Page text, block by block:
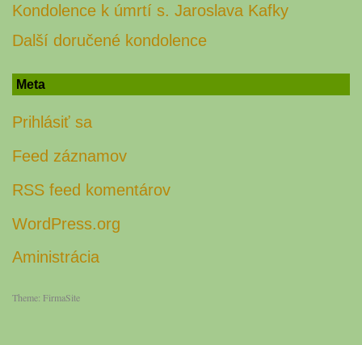
Kondolence k úmrtí s. Jaroslava Kafky
Další doručené kondolence
Meta
Prihlásiť sa
Feed záznamov
RSS feed komentárov
WordPress.org
Aministrácia
Theme: FirmaSite